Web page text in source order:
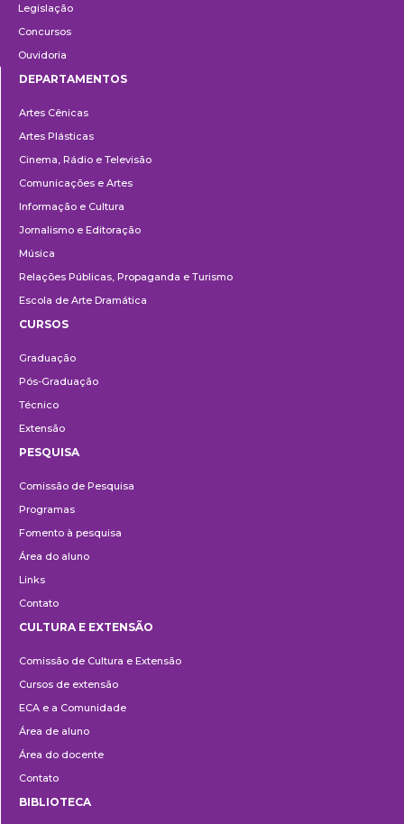
Legislação
Concursos
Ouvidoria
DEPARTAMENTOS
Artes Cênicas
Artes Plásticas
Cinema, Rádio e Televisão
Comunicações e Artes
Informação e Cultura
Jornalismo e Editoração
Música
Relações Públicas, Propaganda e Turismo
Escola de Arte Dramática
CURSOS
Graduação
Pós-Graduação
Técnico
Extensão
PESQUISA
Comissão de Pesquisa
Programas
Fomento à pesquisa
Área do aluno
Links
Contato
e
Extensão
CULTURA E EXTENSÃO
Comissão de Cultura e Extensão
Cursos de extensão
ECA e a Comunidade
Área de aluno
Área do docente
Contato
BIBLIOTECA